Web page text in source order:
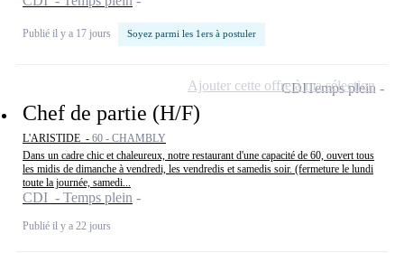
Publié il y a 17 jours Soyez parmi les 1ers à postuler
Chef de partie (H/F)
L'ARISTIDE - 60 - CHAMBLY
Dans un cadre chic et chaleureux, notre restaurant d'une capacité de 60, ouvert tous
les midis de dimanche à vendredi, les vendredis et samedis soir. (fermeture le lundi
toute la journée, samedi...
CDI - Temps plein
Publié il y a 22 jours
CDITemps plein
Ajouter cette offre à ma sélection